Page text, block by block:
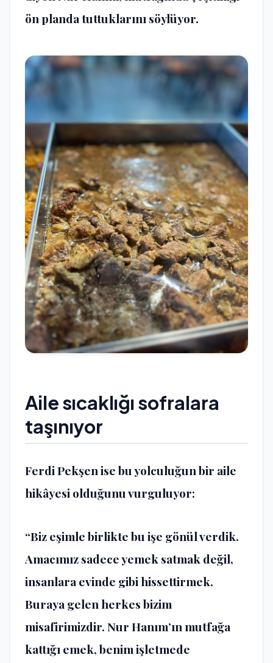
ön planda tuttuklarını söylüyor.
Aile sıcaklığı sofralara
taşınıyor
Ferdi Pekşen ise bu yolculuğun bir aile
hikâyesi olduğunu vurguluyor:
“Biz eşimle birlikte bu işe gönül verdik.
Amacımız sadece yemek satmak değil,
insanlara evinde gibi hissettirmek.
Buraya gelen herkes bizim
misafirimizdir. Nur Hanım’ın mutfağa
kattığı emek, benim işletmede